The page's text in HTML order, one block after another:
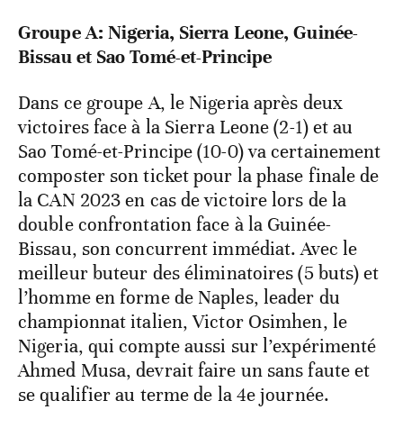
Groupe A: Nigeria, Sierra Leone, Guinée-
Bissau et Sao Tomé-et-Principe
Dans ce groupe A, le Nigeria après deux
victoires face à la Sierra Leone (2-1) et au
Sao Tomé-et-Principe (10-0) va certainement
composter son ticket pour la phase finale de
la CAN 2023 en cas de victoire lors de la
double confrontation face à la Guinée-
Bissau, son concurrent immédiat. Avec le
meilleur buteur des éliminatoires (5 buts) et
l’homme en forme de Naples, leader du
championnat italien, Victor Osimhen, le
Nigeria, qui compte aussi sur l’expérimenté
Ahmed Musa, devrait faire un sans faute et
se qualifier au terme de la 4e journée.